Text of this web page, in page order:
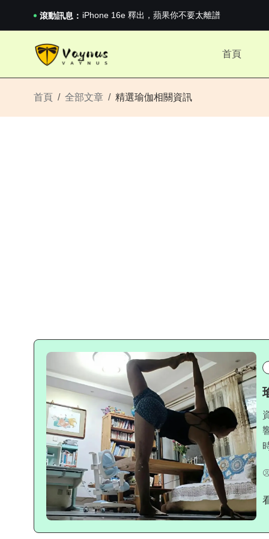
滾動訊息： iPhone 16e 釋出，蘋果你不要太離譜
2026澳網男單收官：全滿貫對上全滿亞，德約...
iPhone 16e 釋出，蘋果你不要太離譜
首頁
首頁 全部文章 精選瑜伽相關資訊